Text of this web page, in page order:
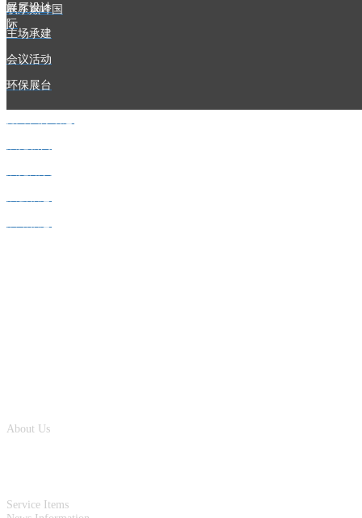
联系巅峰国
际
展厅设计
主场承建
会议活动
环保展台
国际
About Us
全国
Service Items